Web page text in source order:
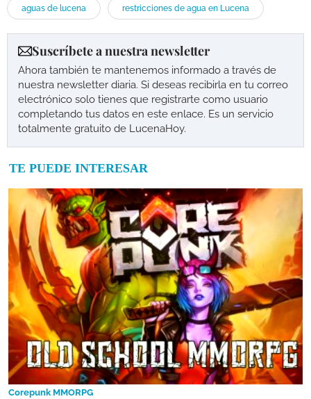
aguas de lucena restricciones de agua en Lucena
Suscríbete a nuestra newsletter
Ahora también te mantenemos informado a través de
nuestra newsletter diaria. Si deseas recibirla en tu correo
electrónico solo tienes que registrarte como usuario
completando tus datos en este enlace. Es un servicio
totalmente gratuito de LucenaHoy.
TE PUEDE INTERESAR
Corepunk MMORPG